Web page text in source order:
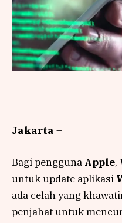
Jakarta –
Bagi pengguna Apple,
untuk update aplikasi
ada celah yang
penjahat untuk